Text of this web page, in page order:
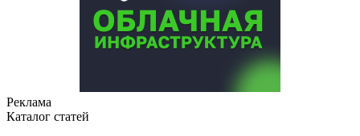
Реклама
Каталог статей